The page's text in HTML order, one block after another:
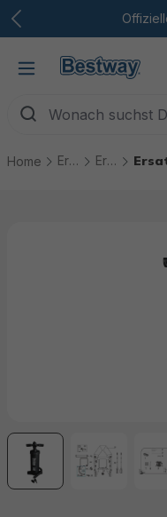
Zum Hauptinhalt
Home Ersatzteile Ersatzteile Boote